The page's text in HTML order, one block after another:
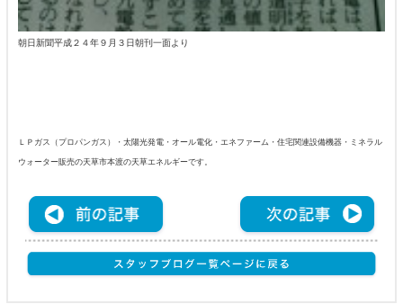
朝日新聞平成２４年９月３日朝刊一面より
ＬＰガス（プロパンガス）・太陽光発電・オール電化・エネファーム・住宅関連設備機器・ミネラル
ウォーター販売の天草市本渡の天草エネルギーです。